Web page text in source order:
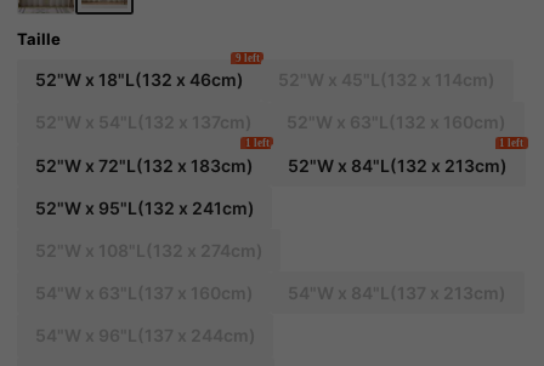
Taille
52"W x 18"L(132 x 46cm)
9 left
52"W x 72"L(132 x 183cm)
1 left
52"W x 84"L(132 x 213cm)
1 left
52"W x 95"L(132 x 241cm)